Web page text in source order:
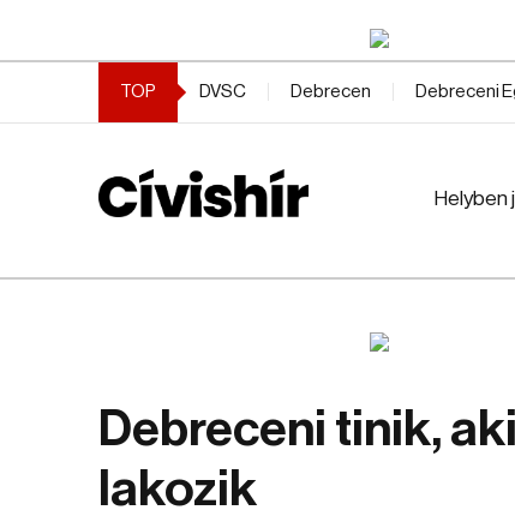
TOP DVSC Debrecen Debreceni
Helyben
Debreceni tinik,
lakozik